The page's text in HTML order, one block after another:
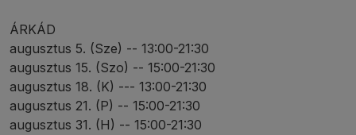
ÁRKÁD
augusztus 5. (Sze) -- 13:00-21:30
augusztus 15. (Szo) -- 15:00-21:30
augusztus 18. (K) --- 13:00-21:30
augusztus 21. (P) -- 15:00-21:30
augusztus 31. (H) -- 15:00-21:30